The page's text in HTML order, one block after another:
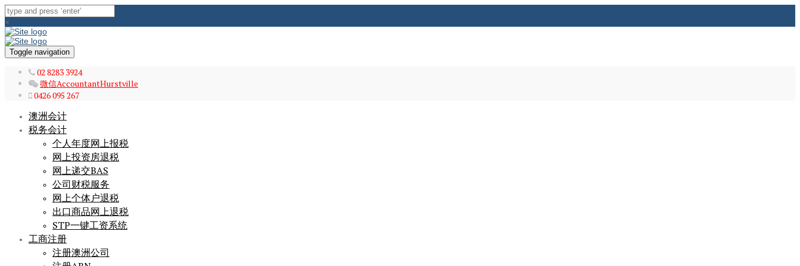
×
Toggle navigation
02 8283 3924
微信AccountantHurstville
0426 095 267
澳洲会计
税务会计
个人年度网上报税
网上投资房退税
网上递交BAS
公司财税服务
网上个体户退税
出口商品网上退税
STP一键工资系统
工商注册
注册澳洲公司